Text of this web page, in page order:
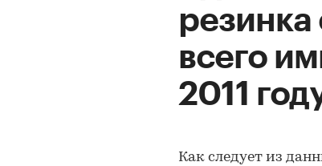
резинка
всего
2011
Как следует из